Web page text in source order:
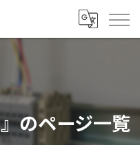
のページ一覧